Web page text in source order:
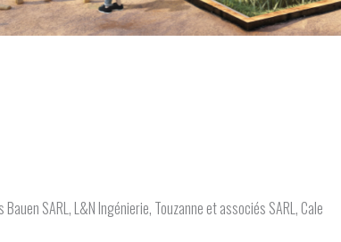
SARL, L&N Ingénierie, Touzanne et associés SARL, Cale